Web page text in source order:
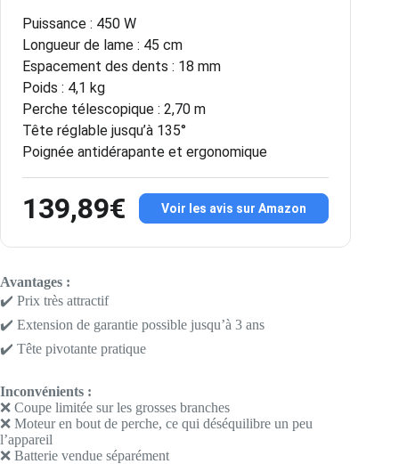
Puissance : 450 W
Longueur de lame : 45 cm
Espacement des dents : 18 mm
Poids : 4,1 kg
Perche télescopique : 2,70 m
Tête réglable jusqu’à 135°
Poignée antidérapante et ergonomique
139,89€ Voir les avis sur Amazon
Avantages :
✔️ Prix très attractif
✔️ Extension de garantie possible jusqu’à 3 ans
✔️ Tête pivotante pratique
Inconvénients :
❌ Coupe limitée sur les grosses branches
❌ Moteur en bout de perche, ce qui déséquilibre un peu
l’appareil
❌ Batterie vendue séparément